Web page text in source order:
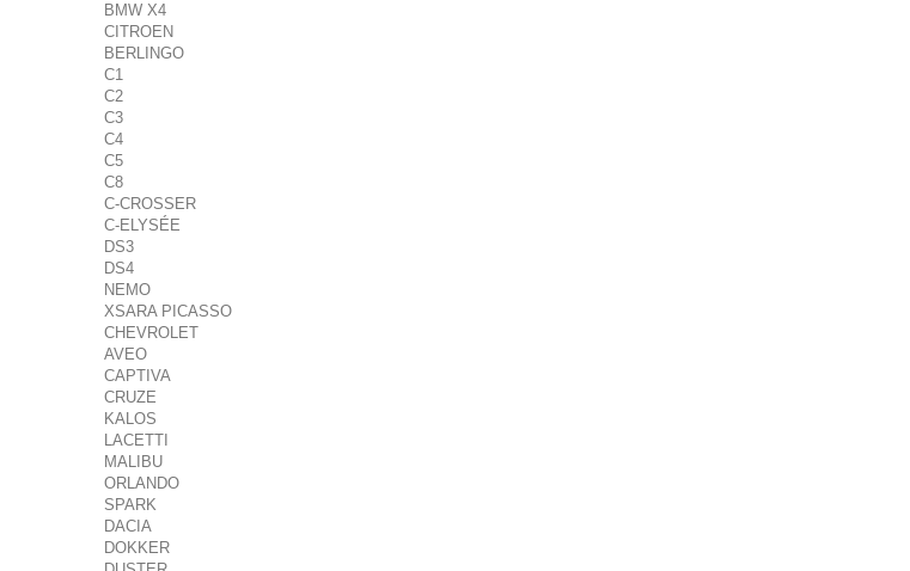
BMW X4
CITROEN
BERLINGO
C1
C2
C3
C4
C5
C8
C-CROSSER
C-ELYSÉE
DS3
DS4
NEMO
XSARA PICASSO
CHEVROLET
AVEO
CAPTIVA
CRUZE
KALOS
LACETTI
MALIBU
ORLANDO
SPARK
DACIA
DOKKER